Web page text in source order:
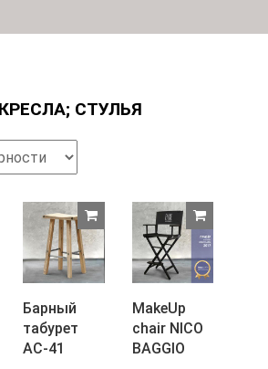
СТУЛЬЯ
Барный
табурет
АС-41
MakeUp
chair NICO
BAGGIO